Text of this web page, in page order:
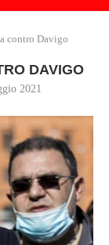
contro Davigo
DAVIGO
2021